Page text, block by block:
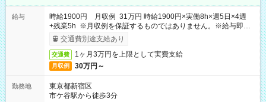
給与
時給1900円 月収例 31万円 時給1900円×実働8h×週5日×4週
+残業5h ※月収例を保証するものではありません。※給与即受
取りサービス利用可（利用条件有）
交通費別途支給あり
交通費 1ヶ月3万円を上限として実費支給
月収例 30万円～
勤務地
東京都新宿区
市ケ谷駅から徒歩3分